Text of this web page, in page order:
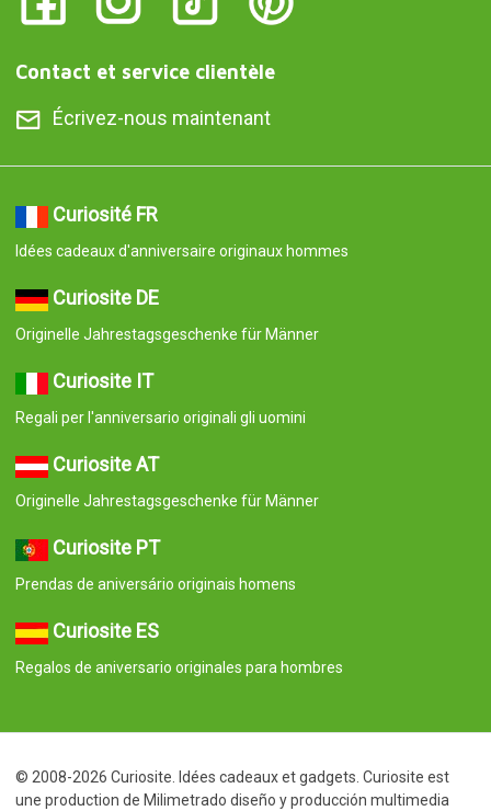
Contact et service clientèle
Écrivez-nous maintenant
Curiosité FR
Idées cadeaux d'anniversaire originaux hommes
Curiosite DE
Originelle Jahrestagsgeschenke für Männer
Curiosite IT
Regali per l'anniversario originali gli uomini
Curiosite AT
Originelle Jahrestagsgeschenke für Männer
Curiosite PT
Prendas de aniversário originais homens
Curiosite ES
Regalos de aniversario originales para hombres
© 2008-2026 Curiosite. Idées cadeaux et gadgets. Curiosite est
une production de Milimetrado diseño y producción multimedia